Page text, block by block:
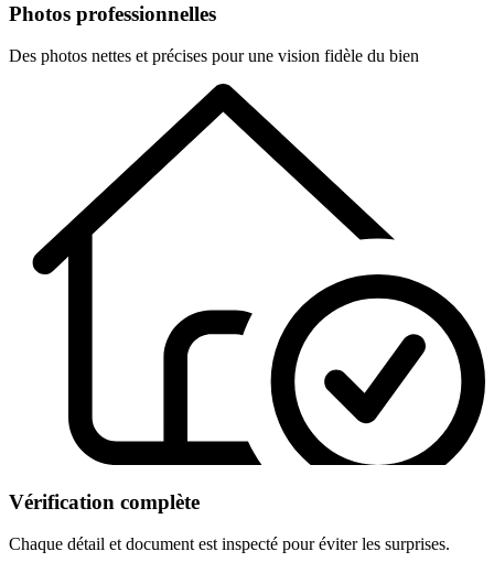
Photos professionnelles
Des photos nettes et précises pour une vision fidèle du bien
Vérification complète
Chaque détail et document est inspecté pour éviter les surprises.